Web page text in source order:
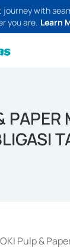
with
you are. Learn
PAPER
Pulp &